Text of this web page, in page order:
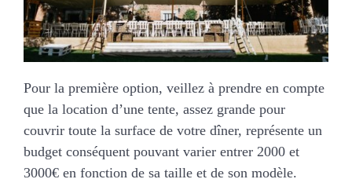
Pour la première option, veillez à prendre en compte
que la location d’une tente, assez grande pour
couvrir toute la surface de votre dîner, représente un
budget conséquent pouvant varier entrer 2000 et
3000€ en fonction de sa taille et de son modèle.